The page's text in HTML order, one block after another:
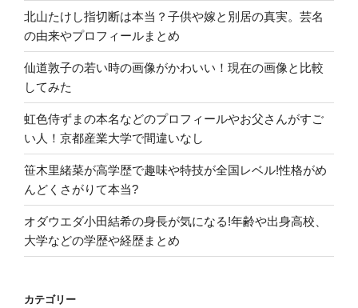
北山たけし指切断は本当？子供や嫁と別居の真実。芸名
の由来やプロフィールまとめ
仙道敦子の若い時の画像がかわいい！現在の画像と比較
してみた
虹色侍ずまの本名などのプロフィールやお父さんがすご
い人！京都産業大学で間違いなし
笹木里緒菜が高学歴で趣味や特技が全国レベル!性格がめ
んどくさがりて本当?
オダウエダ小田結希の身長が気になる!年齢や出身高校、
大学などの学歴や経歴まとめ
カテゴリー